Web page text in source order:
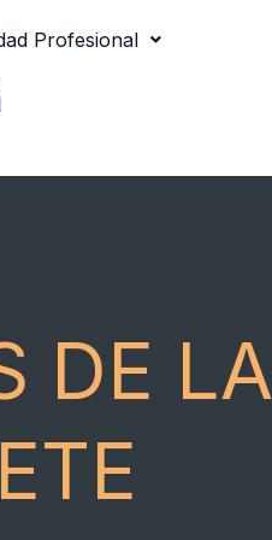
Profesional
DE LA